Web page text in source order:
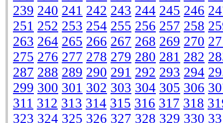
239 240 241 242 243 244 245 246
251 252 253 254 255 256 257 258
263 264 265 266 267 268 269 270
275 276 277 278 279 280 281 282
287 288 289 290 291 292 293 294
299 300 301 302 303 304 305 306
311 312 313 314 315 316 317 318
323 324 325 326 327 328 329 330